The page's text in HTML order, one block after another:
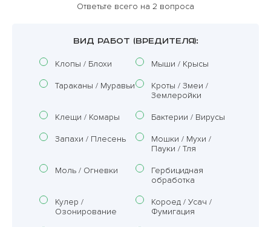
Ответьте всего на 2 вопроса
ВИД РАБОТ (ВРЕДИТЕЛЯ):
Клопы / Блохи Мыши / Крысы
Тараканы / Муравьи
Кроты / Змеи /
Землеройки
Клещи / Комары Бактерии / Вирусы
Запахи / Плесень
Мошки / Мухи /
Пауки / Тля
Моль / Огневки
Гербицидная
обработка
Кулер /
Озонирование
Короед / Усач /
Фумигация